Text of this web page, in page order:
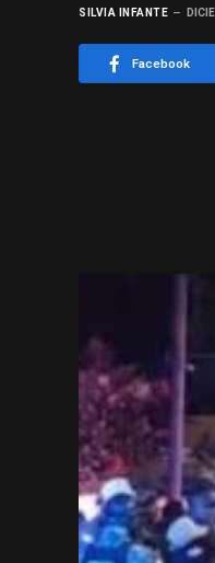
SILVIA INFANTE
Facebook